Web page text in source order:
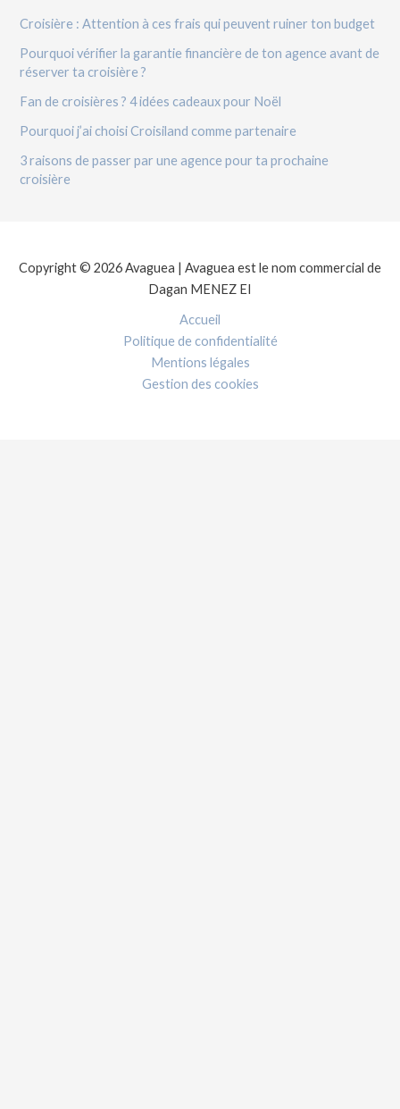
Croisière : Attention à ces frais qui peuvent ruiner ton budget
Pourquoi vérifier la garantie financière de ton agence avant de
réserver ta croisière ?
Fan de croisières ? 4 idées cadeaux pour Noël
Pourquoi j’ai choisi Croisiland comme partenaire
3 raisons de passer par une agence pour ta prochaine
croisière
Copyright © 2026 Avaguea | Avaguea est le nom commercial de
Dagan MENEZ EI
Accueil
Politique de confidentialité
Mentions légales
Gestion des cookies